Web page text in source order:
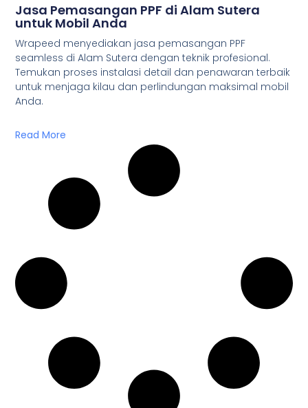
Jasa Pemasangan PPF di Alam Sutera
untuk Mobil Anda
Wrapeed menyediakan jasa pemasangan PPF
seamless di Alam Sutera dengan teknik profesional.
Temukan proses instalasi detail dan penawaran terbaik
untuk menjaga kilau dan perlindungan maksimal mobil
Anda.
Read More